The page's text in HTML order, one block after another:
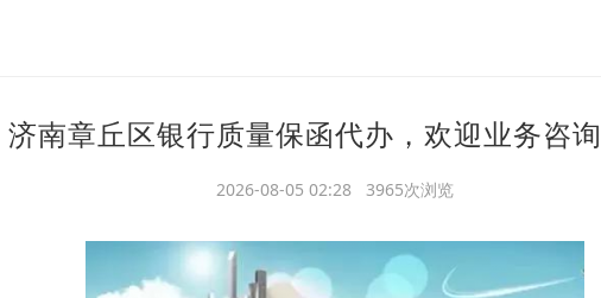
济南章丘区银行质量保函代办，欢迎业务咨
2026-08-05 02:28 3965次浏览